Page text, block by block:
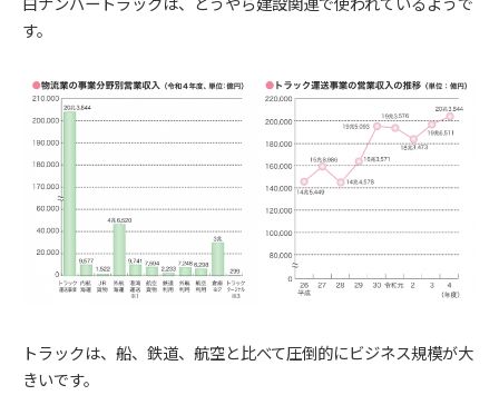
す。
トラックは、船、鉄道、航空と比べて圧倒的にビジネス規模が大
きいです。